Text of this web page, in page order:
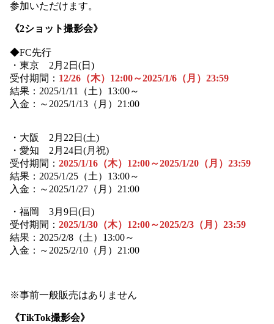
参加いただけます。
《2ショット撮影会》
◆FC先行
・東京 2月2日(日)
受付期間： 12/26（木）12:00～2025/1/6（月）23:59
結果：2025/1/11（土）13:00～
入金：～2025/1/13（月）21:00
・大阪 2月22日(土)
・愛知 2月24日(月祝)
受付期間： 2025/1/16（木）12:00～2025/1/20（月）23:59
結果：2025/1/25（土）13:00～
入金：～2025/1/27（月）21:00
・福岡 3月9日(日)
受付期間： 2025/1/30（木）12:00～2025/2/3（月）23:59
結果：2025/2/8（土）13:00～
入金：～2025/2/10（月）21:00
※事前一般販売はありません
《TikTok撮影会》